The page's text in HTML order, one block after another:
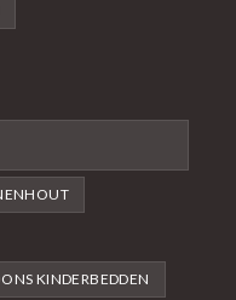
KINDERBEDDEN